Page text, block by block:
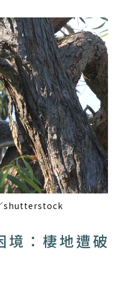
shutterstock
境：棲地遭破